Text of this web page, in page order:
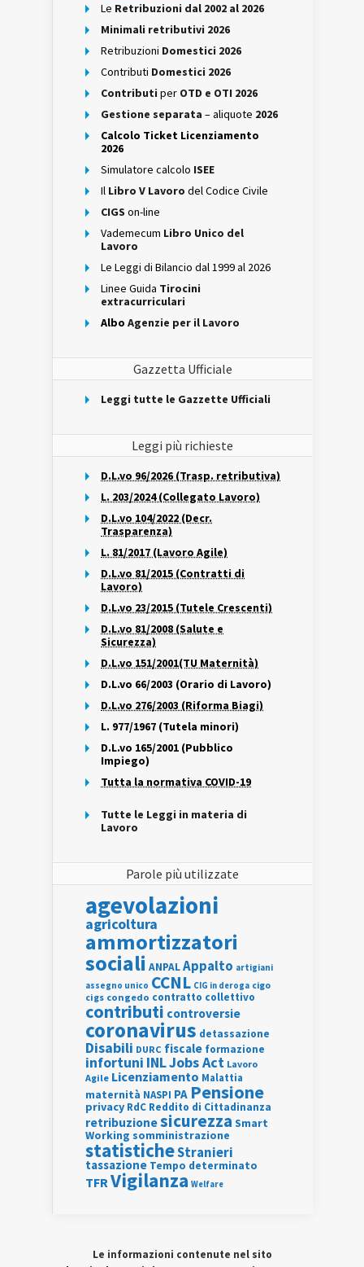
Le Retribuzioni dal 2002 al 2026
Minimali retributivi 2026
Retribuzioni Domestici 2026
Contributi Domestici 2026
Contributi per OTD e OTI 2026
Gestione separata – aliquote 2026
Calcolo Ticket Licenziamento
2026
Simulatore calcolo ISEE
Il Libro V Lavoro del Codice Civile
CIGS on-line
Vademecum Libro Unico del
Lavoro
Le Leggi di Bilancio dal 1999 al 2026
Linee Guida Tirocini
extracurriculari
Albo Agenzie per il Lavoro
Gazzetta Ufficiale
Leggi tutte le Gazzette Ufficiali
Leggi più richieste
D.L.vo 96/2026 (Trasp. retributiva)
L. 203/2024 (Collegato Lavoro)
D.L.vo 104/2022 (Decr.
Trasparenza)
L. 81/2017 (Lavoro Agile)
D.L.vo 81/2015 (Contratti di
Lavoro)
D.L.vo 23/2015 (Tutele Crescenti)
D.L.vo 81/2008 (Salute e
Sicurezza)
D.L.vo 151/2001(TU Maternità)
D.L.vo 66/2003 (Orario di Lavoro)
D.L.vo 276/2003 (Riforma Biagi)
L. 977/1967 (Tutela minori)
D.L.vo 165/2001 (Pubblico
Impiego)
Tutta la normativa COVID-19
Tutte le Leggi in materia di
Lavoro
Parole più utilizzate
agevolazioni
agricoltura
ammortizzatori
sociali ANPALAppalto artigiani
assegno unico CCNL CIG in deroga cigo
cigs congedo contratto collettivo
contributi controversie
coronavirus detassazione
Disabili DURC fiscale formazione
infortuni INLJobs Act Lavoro
Agile Licenziamento Malattia
maternità NASPI PA Pensione
privacy RdC Reddito di Cittadinanza
retribuzionesicurezza Smart
Working somministrazione
statisticheStranieri
tassazione Tempo determinato
TFRVigilanza Welfare
Le informazioni contenute nel sito